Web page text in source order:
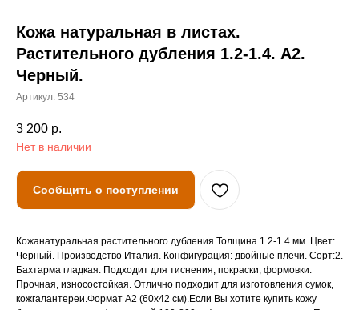
Кожа натуральная в листах.
Растительного дубления 1.2-1.4. А2.
Черный.
Артикул: 534
3 200 р.
Нет в наличии
Сообщить о поступлении
Кожанатуральная растительного дубления.Толщина 1.2-1.4 мм. Цвет:
Черный. Производство Италия. Конфигурация: двойные плечи. Сорт:2.
Бахтарма гладкая. Подходит для тиснения, покраски, формовки.
Прочная, износостойкая. Отлично подходит для изготовления сумок,
кожгалантереи.Формат A2 (60х42 см).Если Вы хотите купить кожу